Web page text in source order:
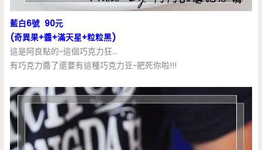
藍白6號 90元
(奇異果+醬+滿天星+粒粒黑)
這是阿良點的~這個巧克力狂…
有巧克力醬了還要有這種巧克力豆~肥死你啦!!!